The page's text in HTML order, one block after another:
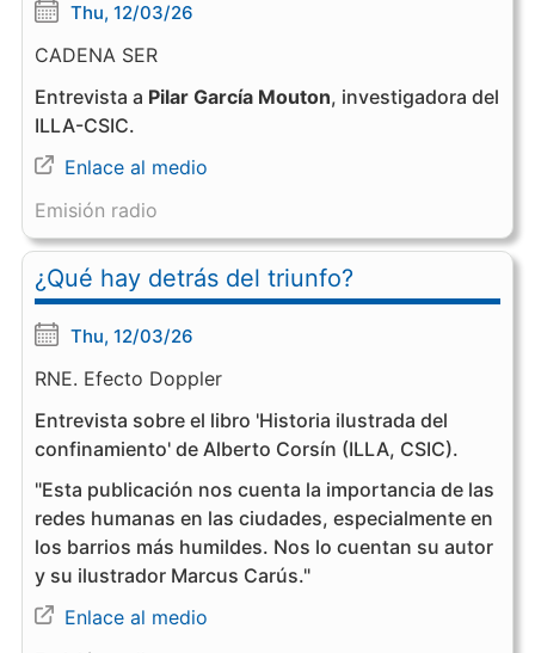
Thu, 12/03/26
CADENA SER
Entrevista a Pilar García Mouton, investigadora del
ILLA-CSIC.
Enlace al medio
Emisión radio
¿Qué hay detrás del triunfo?
Thu, 12/03/26
RNE. Efecto Doppler
Entrevista sobre el libro 'Historia ilustrada del
confinamiento' de Alberto Corsín (ILLA, CSIC).
"Esta publicación nos cuenta la importancia de las
redes humanas en las ciudades, especialmente en
los barrios más humildes. Nos lo cuentan su autor
y su ilustrador Marcus Carús."
Enlace al medio